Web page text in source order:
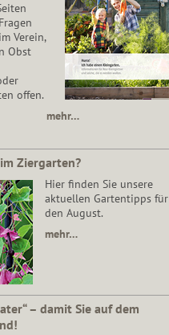
Verein,
Obst
offen.
mehr…
Ziergarten?
Hier finden Sie unsere
aktuellen Gartentipps für
den August.
mehr…
– damit Sie auf dem